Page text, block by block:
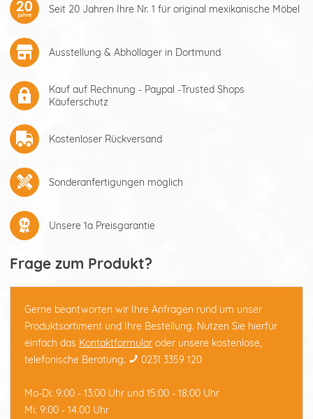
Seit 20 Jahren Ihre Nr. 1 für original mexikanische Möbel
Ausstellung & Abhollager in Dortmund
Kauf auf Rechnung - Paypal -Trusted Shops
Käuferschutz
Kostenloser Rückversand
Sonderanfertigungen möglich
Unsere 1a Preisgarantie
Frage zum Produkt?
Gerne beantworten wir Ihre Anfragen rund um unser
Produktsortiment und Ihre Bestellung. Nutzen Sie hierfür
einfach das Kontaktformular oder unsere kostenlose,
telefonische Beratung:
0231 3359 120
Mo-Di: 9:00 - 13:00 Uhr und 15:00 - 18:00 Uhr
Mi: 9:00 - 14:00 Uhr